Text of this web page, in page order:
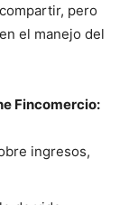
pero
el manejo del
Fincomercio:
ingresos,